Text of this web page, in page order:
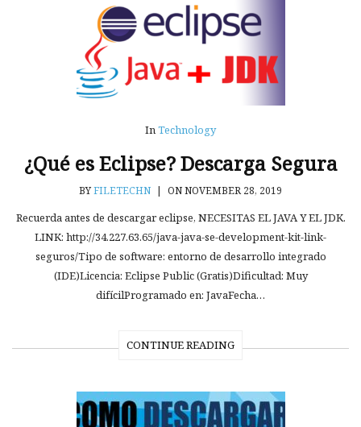
InTechnology
¿Qué es Eclipse? Descarga Segura
BYFILETECHN | ON NOVEMBER 28, 2019
Recuerda antes de descargar eclipse, NECESITAS EL JAVA Y EL JDK.
LINK: http://34.227.63.65/java-java-se-development-kit-link-
seguros/Tipo de software: entorno de desarrollo integrado
(IDE)Licencia: Eclipse Public (Gratis)Dificultad: Muy
difícilProgramado en: JavaFecha…
CONTINUE READING